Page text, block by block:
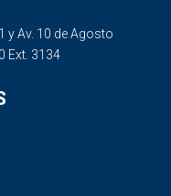
y Av. 10 de Agosto
Ext. 3134